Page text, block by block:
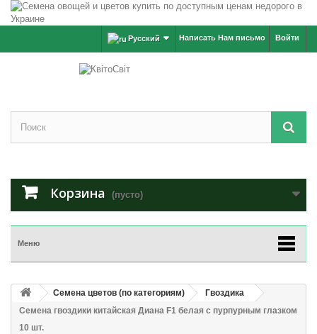
Войти
Написать Нам письмо
Русский
Корзина (пусто)
Меню
Семена цветов (по категориям)
Гвоздика
Семена гвоздики китайская Диана F1 белая с пурпурным глазком
10 шт.